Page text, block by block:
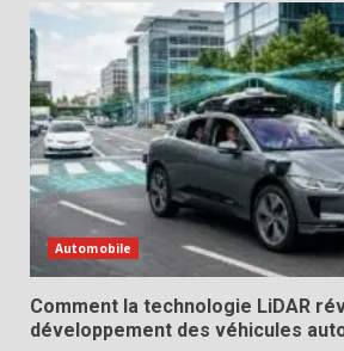
Automobile
Comment la technologie LiDAR
développement des véhicules